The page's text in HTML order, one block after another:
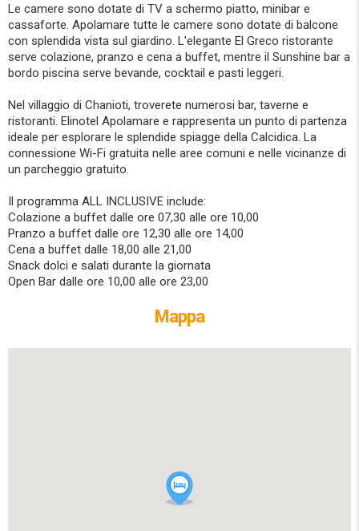
Le camere sono dotate di TV a schermo piatto, minibar e
cassaforte. Apolamare tutte le camere sono dotate di balcone
con splendida vista sul giardino. L'elegante El Greco ristorante
serve colazione, pranzo e cena a buffet, mentre il Sunshine bar a
bordo piscina serve bevande, cocktail e pasti leggeri.
Nel villaggio di Chanioti, troverete numerosi bar, taverne e
ristoranti. Elinotel Apolamare e rappresenta un punto di partenza
ideale per esplorare le splendide spiagge della Calcidica. La
connessione Wi-Fi gratuita nelle aree comuni e nelle vicinanze di
un parcheggio gratuito.
Il programma ALL INCLUSIVE include:
Colazione a buffet dalle ore 07,30 alle ore 10,00
Pranzo a buffet dalle ore 12,30 alle ore 14,00
Cena a buffet dalle 18,00 alle 21,00
Snack dolci e salati durante la giornata
Open Bar dalle ore 10,00 alle ore 23,00
Mappa